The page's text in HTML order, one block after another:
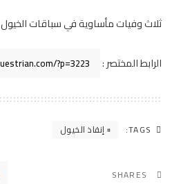
ثلاث وفيات مأساوية في سباقات الخيول
الرابط المختصر :
TAGS: إنقاذ الخيول
SHARES